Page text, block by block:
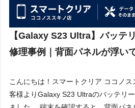
【Galaxy S23 Ultra】バッテ
修理事例｜背面パネルが浮い
こんにちは！スマートクリア ココノ
客様よりGalaxy S23 Ultraのバッテリ